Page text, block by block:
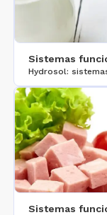
Sistemas
Hydrosol:
Sistemas